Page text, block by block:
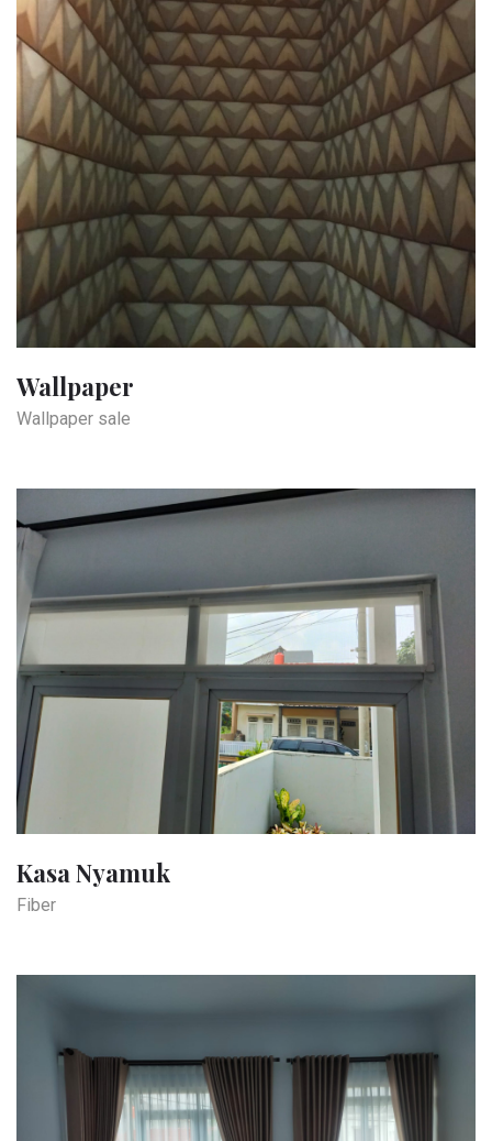
Wallpaper
Wallpaper sale
Kasa Nyamuk
Fiber